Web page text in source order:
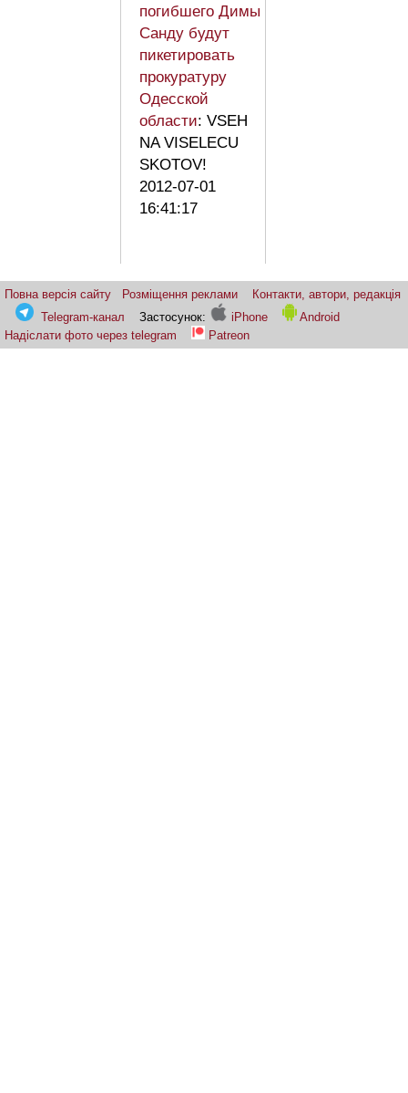
погибшего Димы
Санду будут
пикетировать
прокуратуру
Одесской
области: VSEH
NA VISELECU
SKOTOV!
2012-07-01
16:41:17
Повна версія сайту Розміщення реклами
Контакти, автори, редакція
Telegram-канал
Застосунок: iPhone
Android
Надіслати фото через telegram
Patreon